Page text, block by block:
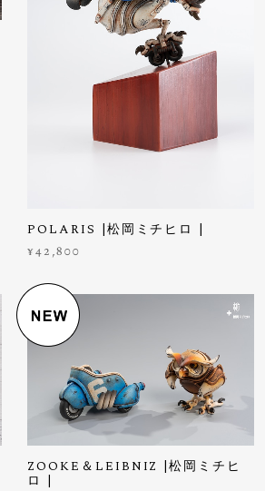
POLARIS |松岡ミチヒロ |
¥42,800
ZOOKE＆LEIBNIZ |松岡ミチヒ
ロ |